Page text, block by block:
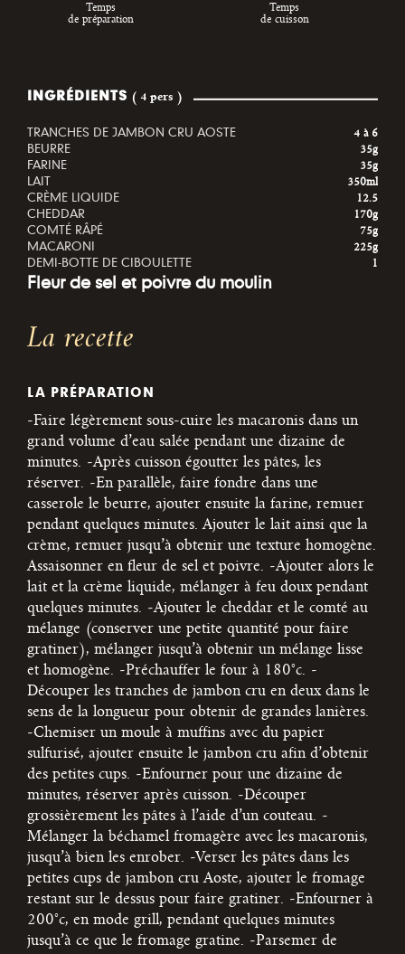
Temps
de préparation
Temps
de cuisson
INGRÉDIENTS ( 4 pers )
TRANCHES DE JAMBON CRU AOSTE 4 à 6
BEURRE 35g
FARINE 35g
LAIT 350ml
CRÈME LIQUIDE 12.5
CHEDDAR 170g
COMTÉ RÂPÉ 75g
MACARONI 225g
DEMI-BOTTE DE CIBOULETTE 1
Fleur de sel et poivre du moulin
La recette
LA PRÉPARATION
-Faire légèrement sous-cuire les macaronis dans un
grand volume d’eau salée pendant une dizaine de
minutes. -Après cuisson égoutter les pâtes, les
réserver. -En parallèle, faire fondre dans une
casserole le beurre, ajouter ensuite la farine, remuer
pendant quelques minutes. Ajouter le lait ainsi que la
crème, remuer jusqu’à obtenir une texture homogène.
Assaisonner en fleur de sel et poivre. -Ajouter alors le
lait et la crème liquide, mélanger à feu doux pendant
quelques minutes. -Ajouter le cheddar et le comté au
mélange (conserver une petite quantité pour faire
gratiner), mélanger jusqu’à obtenir un mélange lisse
et homogène. -Préchauffer le four à 180°c. -
Découper les tranches de jambon cru en deux dans le
sens de la longueur pour obtenir de grandes lanières.
-Chemiser un moule à muffins avec du papier
sulfurisé, ajouter ensuite le jambon cru afin d’obtenir
des petites cups. -Enfourner pour une dizaine de
minutes, réserver après cuisson. -Découper
grossièrement les pâtes à l’aide d’un couteau. -
Mélanger la béchamel fromagère avec les macaronis,
jusqu’à bien les enrober. -Verser les pâtes dans les
petites cups de jambon cru Aoste, ajouter le fromage
restant sur le dessus pour faire gratiner. -Enfourner à
200°c, en mode grill, pendant quelques minutes
jusqu’à ce que le fromage gratine. -Parsemer de